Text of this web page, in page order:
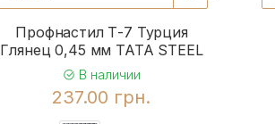
Профнастил Т-7 Турция
Глянец 0,45 мм TATA STEEL
В наличии
237.00 грн.